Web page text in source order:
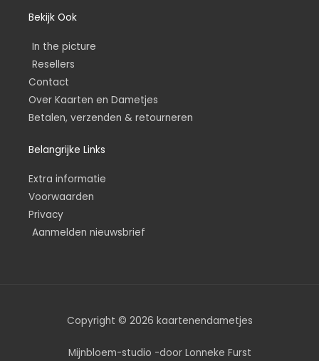
Bekijk Ook
In the picture
Resellers
Contact
Over Kaarten en Dametjes
Betalen, verzenden & retourneren
Belangrijke Links
Extra informatie
Voorwaarden
Privacy
Aanmelden nieuwsbrief
Copyright © 2026 kaartenendametjes
Mijnbloem-studio -door Lonneke Furst